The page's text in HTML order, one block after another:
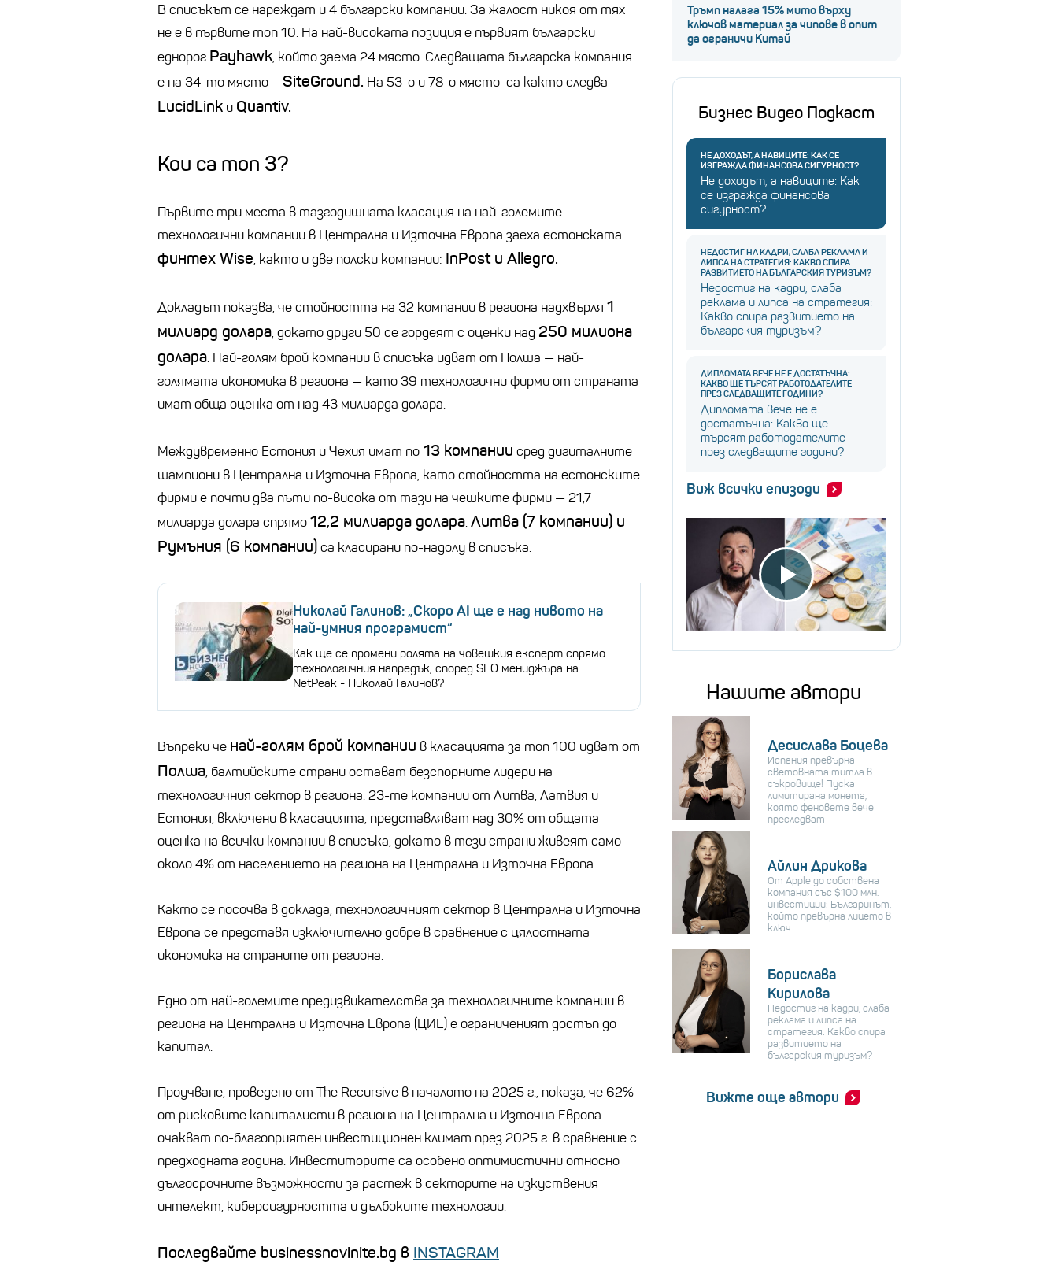
В списъкът се нареждат и 4 български компании. За жалост никоя от тях
не е в първите топ 10. На най-високата позиция е първият български
еднорог Payhawk, който заема 24 място. Следващата българска компания
е на 34-то място – SiteGround. На 53-о и 78-о място са както следва
LucidLink и Quantiv.
Кои са топ 3?
Първите три места в тазгодишната класация на най-големите
технологични компании в Централна и Източна Европа заеха естонската
финтех Wise, както и две полски компании: InPost и Allegro.
Докладът показва, че стойността на 32 компании в региона надхвърля 1
милиард долара, докато други 50 се гордеят с оценки над 250 милиона
долара. Най-голям брой компании в списъка идват от Полша — най-
голямата икономика в региона — като 39 технологични фирми от страната
имат обща оценка от над 43 милиарда долара.
Междувременно Естония и Чехия имат по 13 компании сред дигиталните
шампиони в Централна и Източна Европа, като стойността на естонските
фирми е почти два пъти по-висока от тази на чешките фирми — 21,7
милиарда долара спрямо12,2 милиарда долара.Литва (7 компании) и
Румъния (6 компании)са класирани по-надолу в списъка.
Николай Галинов: „Скоро AI ще е над нивото на
най-умния програмист“
Как ще се промени ролята на човешкия експерт спрямо
технологичния напредък, според SEO мениджъра на
NetPeak - Николай Галинов?
Въпреки че най-голям брой компании в класацията за топ 100 идват от
Полша, балтийските страни остават безспорните лидери на
технологичния сектор в региона. 23-те компании от Литва, Латвия и
Естония, включени в класацията, представляват над 30% от общата
оценка на всички компании в списъка, докато в тези страни живеят само
около 4% от населението на региона на Централна и Източна Европа.
Както се посочва в доклада, технологичният сектор в Централна и Източна
Европа се представя изключително добре в сравнение с цялостната
икономика на страните от региона.
Едно от най-големите предизвикателства за технологичните компании в
региона на Централна и Източна Европа (ЦИЕ) е ограниченият достъп до
капитал.
Проучване, проведено от The Recursive в началото на 2025 г., показа, че 62%
от рисковите капиталисти в региона на Централна и Източна Европа
очакват по-благоприятен инвестиционен климат през 2025 г. в сравнение с
предходната година. Инвеститорите са особено оптимистични относно
дългосрочните възможности за растеж в секторите на изкуствения
интелект, киберсигурността и дълбоките технологии.
Последвайте businessnovinite.bg в INSTAGRAM
Тръмп налага 15% мито върху
ключов материал за чипове в опит
да ограничи Китай
Бизнес Видео Подкаст
НЕ ДОХОДЪТ, А НАВИЦИТЕ: КАК СЕ
ИЗГРАЖДА ФИНАНСОВА СИГУРНОСТ?
Не доходът, а навиците: Как
се изгражда финансова
сигурност?
НЕДОСТИГ НА КАДРИ, СЛАБА РЕКЛАМА И
ЛИПСА НА СТРАТЕГИЯ: КАКВО СПИРА
РАЗВИТИЕТО НА БЪЛГАРСКИЯ ТУРИЗЪМ?
Недостиг на кадри, слаба
реклама и липса на стратегия:
Какво спира развитието на
българския туризъм?
ДИПЛОМАТА ВЕЧЕ НЕ Е ДОСТАТЪЧНА:
КАКВО ЩЕ ТЪРСЯТ РАБОТОДАТЕЛИТЕ
ПРЕЗ СЛЕДВАЩИТЕ ГОДИНИ?
Дипломата вече не е
достатъчна: Какво ще
търсят работодателите
през следващите години?
Виж всички епизоди
Нашите автори
Десислава Боцева
Испания превърна
световната титла в
съкровище! Пуска
лимитирана монета,
която феновете вече
преследват
Айлин Дрикова
От Apple до собствена
компания със $100 млн.
инвестиции: Българинът,
който превърна лицето в
ключ
Борислава
Кирилова
Недостиг на кадри, слаба
реклама и липса на
стратегия: Какво спира
развитието на
българския туризъм?
Вижте още автори